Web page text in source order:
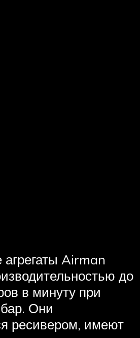
Airman
до
в минуту при
Они
ресивером, имеют